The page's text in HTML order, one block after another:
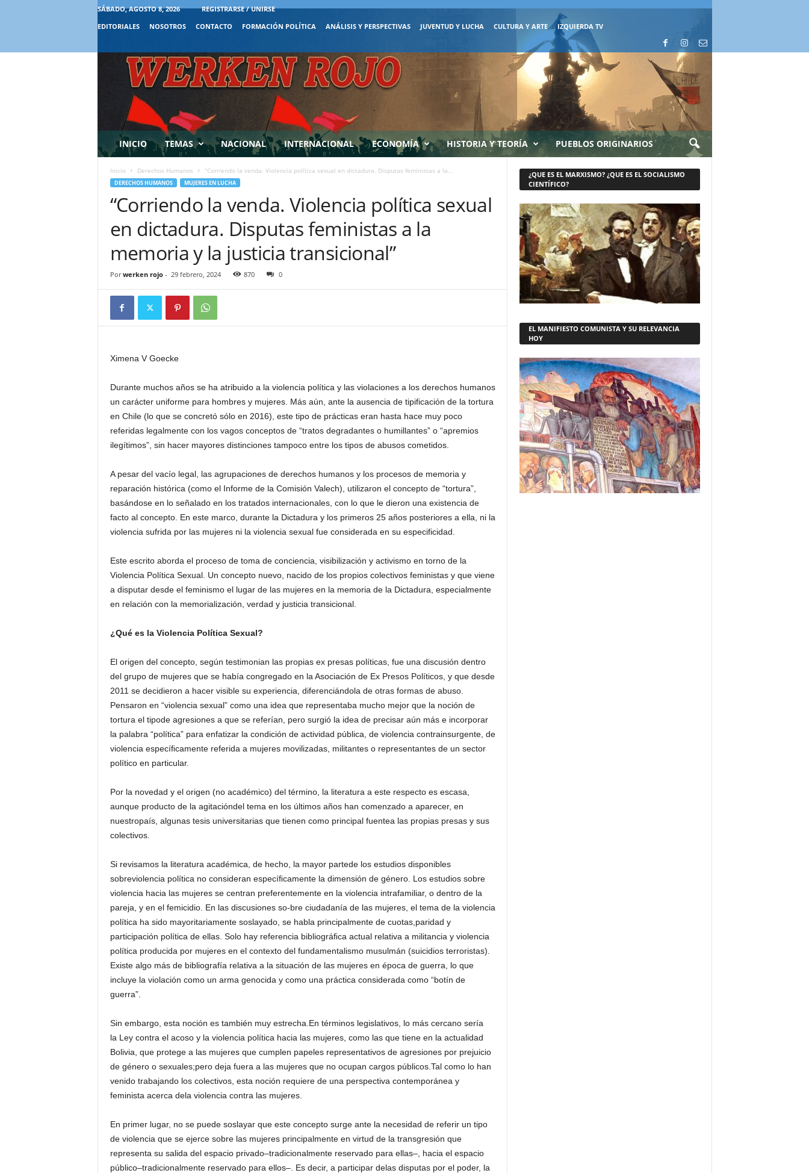
SÁBADO, AGOSTO 8, 2026
REGISTRARSE / UNIRSE
EDITORIALES
NOSOTROS CONTACTO FORMACIÓN POLÍTICA ANÁLISIS Y PERSPECTIVAS JUVENTUD Y LUCHA CULTURA Y ARTE IZQUIERDA TV
INICIO TEMAS NACIONAL INTERNACIONAL ECONOMÍA HISTORIA Y TEORÍA PUEBLOS ORIGINARIOS
Inicio Derechos Humanos “Corriendo la venda. Violencia política sexual en dictadura. Disputas feministas a la...
DERECHOS HUMANOS MUJERES EN LUCHA
“Corriendo la venda. Violencia política sexual
en dictadura. Disputas feministas a la
memoria y la justicia transicional”
Por werken rojo- 29 febrero, 2024 870 0
Ximena V Goecke
Durante muchos años se ha atribuido a la violencia política y las violaciones a los derechos humanos
un carácter uniforme para hombres y mujeres. Más aún, ante la ausencia de tipificación de la tortura
en Chile (lo que se concretó sólo en 2016), este tipo de prácticas eran hasta hace muy poco
referidas legalmente con los vagos conceptos de “tratos degradantes o humillantes” o “apremios
ilegítimos”, sin hacer mayores distinciones tampoco entre los tipos de abusos cometidos.
A pesar del vacío legal, las agrupaciones de derechos humanos y los procesos de memoria y
reparación histórica (como el Informe de la Comisión Valech), utilizaron el concepto de “tortura”,
basándose en lo señalado en los tratados internacionales, con lo que le dieron una existencia de
facto al concepto. En este marco, durante la Dictadura y los primeros 25 años posteriores a ella, ni la
violencia sufrida por las mujeres ni la violencia sexual fue considerada en su especificidad.
Este escrito aborda el proceso de toma de conciencia, visibilización y activismo en torno de la
Violencia Política Sexual. Un concepto nuevo, nacido de los propios colectivos feministas y que viene
a disputar desde el feminismo el lugar de las mujeres en la memoria de la Dictadura, especialmente
en relación con la memorialización, verdad y justicia transicional.
¿Qué es la Violencia Política Sexual?
El origen del concepto, según testimonian las propias ex presas políticas, fue una discusión dentro
del grupo de mujeres que se había congregado en la Asociación de Ex Presos Políticos, y que desde
2011 se decidieron a hacer visible su experiencia, diferenciándola de otras formas de abuso.
Pensaron en “violencia sexual” como una idea que representaba mucho mejor que la noción de
tortura el tipode agresiones a que se referían, pero surgió la idea de precisar aún más e incorporar
la palabra “política” para enfatizar la condición de actividad pública, de violencia contrainsurgente, de
violencia especíﬁcamente referida a mujeres movilizadas, militantes o representantes de un sector
político en particular.
Por la novedad y el origen (no académico) del término, la literatura a este respecto es escasa,
aunque producto de la agitacióndel tema en los últimos años han comenzado a aparecer, en
nuestropaís, algunas tesis universitarias que tienen como principal fuentea las propias presas y sus
colectivos.
Si revisamos la literatura académica, de hecho, la mayor partede los estudios disponibles
sobreviolencia política no consideran especíﬁcamente la dimensión de género. Los estudios sobre
violencia hacia las mujeres se centran preferentemente en la violencia intrafamiliar, o dentro de la
pareja, y en el femicidio. En las discusiones so-bre ciudadanía de las mujeres, el tema de la violencia
política ha sido mayoritariamente soslayado, se habla principalmente de cuotas,paridad y
participación política de ellas. Solo hay referencia bibliográﬁca actual relativa a militancia y violencia
política producida por mujeres en el contexto del fundamentalismo musulmán (suicidios terroristas).
Existe algo más de bibliografía relativa a la situación de las mujeres en época de guerra, lo que
incluye la violación como un arma genocida y como una práctica considerada como “botín de
guerra”.
Sin embargo, esta noción es también muy estrecha.En términos legislativos, lo más cercano sería
la Ley contra el acoso y la violencia política hacia las mujeres, como las que tiene en la actualidad
Bolivia, que protege a las mujeres que cumplen papeles representativos de agresiones por prejuicio
de género o sexuales;pero deja fuera a las mujeres que no ocupan cargos públicos.Tal como lo han
venido trabajando los colectivos, esta noción requiere de una perspectiva contemporánea y
feminista acerca dela violencia contra las mujeres.
En primer lugar, no se puede soslayar que este concepto surge ante la necesidad de referir un tipo
de violencia que se ejerce sobre las mujeres principalmente en virtud de la transgresión que
representa su salida del espacio privado–tradicionalmente reservado para ellas–, hacia el espacio
público–tradicionalmente reservado para ellos–. Es decir, a participar delas disputas por el poder, la
¿QUE ES EL MARXISMO? ¿QUE ES EL SOCIALISMO
CIENTÍFICO?
EL MANIFIESTO COMUNISTA Y SU RELEVANCIA
HOY